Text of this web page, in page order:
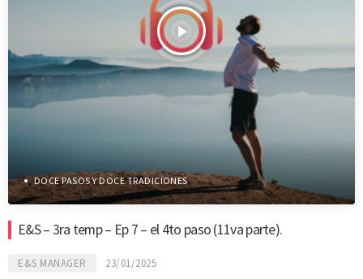
play_arrow
DOCE PASOS Y DOCE TRADICIONES
E&S – 3ra temp – Ep 7 – el 4to paso (11va parte).
E&S MANAGER 23/01/2025